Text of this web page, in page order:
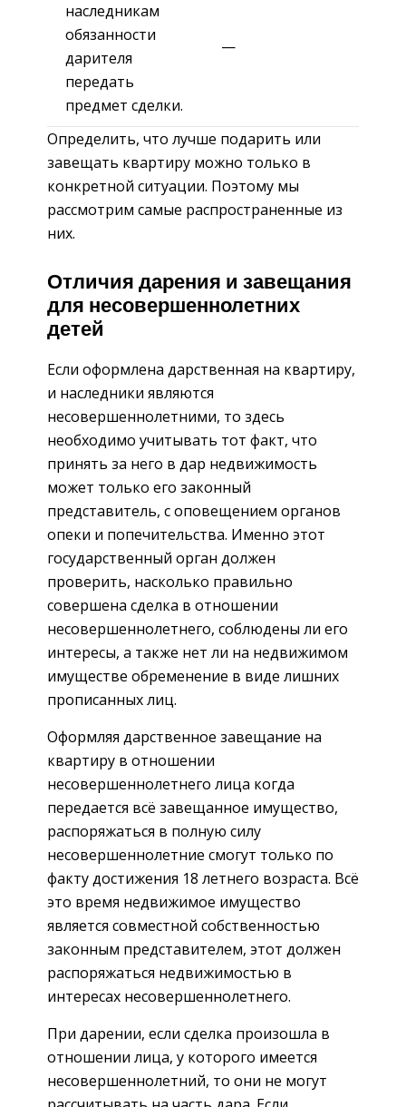
наследникам
обязанности
дарителя
передать
предмет сделки.
—
Определить, что лучше подарить или
завещать квартиру можно только в
конкретной ситуации. Поэтому мы
рассмотрим самые распространенные из
них.
Отличия дарения и завещания
для несовершеннолетних
детей
Если оформлена дарственная на квартиру,
и наследники являются
несовершеннолетними, то здесь
необходимо учитывать тот факт, что
принять за него в дар недвижимость
может только его законный
представитель, с оповещением органов
опеки и попечительства. Именно этот
государственный орган должен
проверить, насколько правильно
совершена сделка в отношении
несовершеннолетнего, соблюдены ли его
интересы, а также нет ли на недвижимом
имуществе обременение в виде лишних
прописанных лиц.
Оформляя дарственное завещание на
квартиру в отношении
несовершеннолетнего лица когда
передается всё завещанное имущество,
распоряжаться в полную силу
несовершеннолетние смогут только по
факту достижения 18 летнего возраста. Всё
это время недвижимое имущество
является совместной собственностью
законным представителем, этот должен
распоряжаться недвижимостью в
интересах несовершеннолетнего.
При дарении, если сделка произошла в
отношении лица, у которого имеется
несовершеннолетний, то они не могут